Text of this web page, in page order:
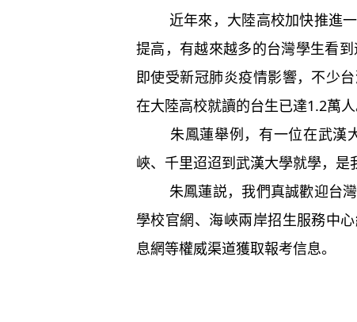
近年來，大陸高校加快推進一
提高，有越來越多的台灣學生看
即使受新冠肺炎疫情影響，不少
在大陸高校就讀的台生已達1.2萬人
朱鳳蓮舉例，有一位在武漢大
峽、千里迢迢到武漢大學就學，是
朱鳳蓮説，我們真誠歡迎台灣
學校官網、海峽兩岸招生服務中
息網等權威渠道獲取報考信息。